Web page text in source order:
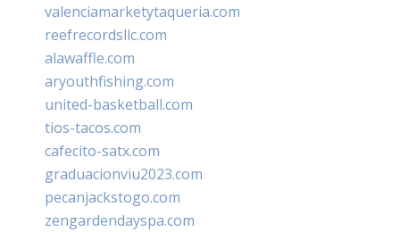
valenciamarketytaqueria.com
reefrecordsllc.com
alawaffle.com
aryouthfishing.com
united-basketball.com
tios-tacos.com
cafecito-satx.com
graduacionviu2023.com
pecanjackstogo.com
zengardendayspa.com